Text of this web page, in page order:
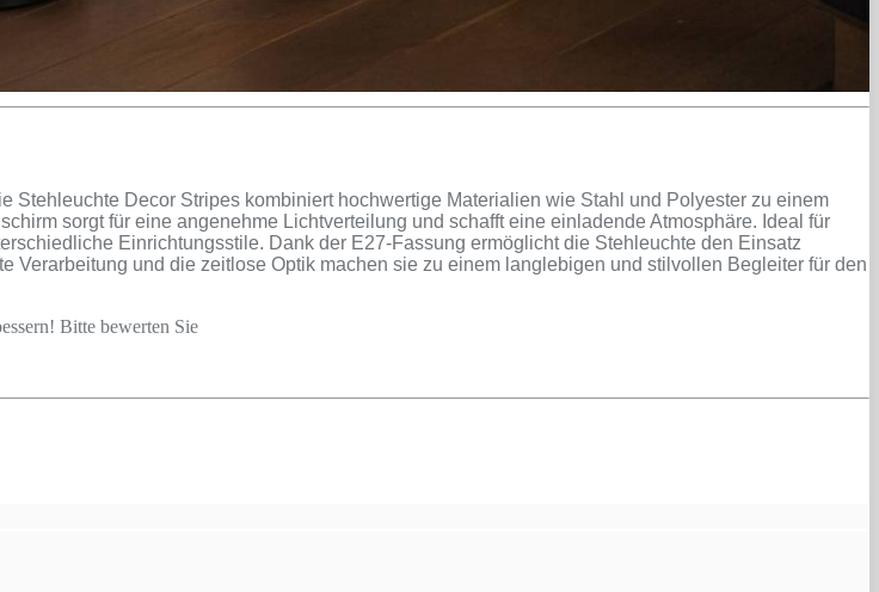
Decor Stripes kombiniert hochwertige Materialien wie Stahl und Polyester zu einem
sorgt für eine angenehme Lichtverteilung und schafft eine einladende Atmosphäre. Ideal für
Einrichtungsstile. Dank der E27-Fassung ermöglicht die Stehleuchte den Einsatz
und die zeitlose Optik machen sie zu einem langlebigen und stilvollen Begleiter für den
Bitte bewerten Sie